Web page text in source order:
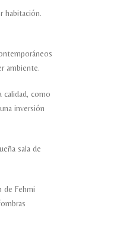
habitación.
ambiente.
calidad, como
inversión
sala de
de Fehmi